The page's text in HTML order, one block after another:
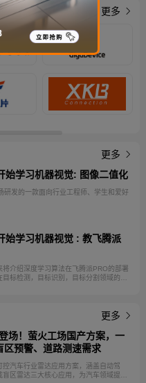
更多
更多
始学习机器视觉: 图像二值化
研发的一款面向行业工程师、学生和爱好
始学习机器视觉 : 教飞腾派
将介绍深度学习算法在飞腾派PRO的部署
标检测，目标识别，目标分割领域的成
解码与2K@110fps编码，集成3T算力
。本篇文章将介绍如何在飞腾派PRO上
更多
场！萤火工场国产方案，一
区预警、道路测速需求
控汽车行业雷达应用方案，涵盖自动驾
区雷达三大核心应用，为汽车领域提供